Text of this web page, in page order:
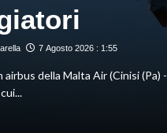
7 Agosto 2026 : 1:55
airbus della Malta Air (Cinisi